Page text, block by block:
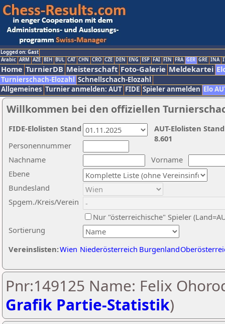
Logged on: Gast
Arabic ARM AZE BIH BUL CAT CHN CRO CZE DEN ENG ESP FAI FIN FRA GER GRE INA
Home TurnierDB Meisterschaft Foto-Galerie Meldekartei
Turnierschach-Elozahl Schnellschach-Elozahl
Allgemeines Turnier anmelden: AUT FIDE Spieler anmelden Elo
Willkommen bei den offiziellen
Nachname
Vorname
Ebene
Sortierung
Personennummer
Bundesland
Spgem./Kreis/Verein
Nur "österreichische" Spieler
Vereinslisten:Wien Niederösterreich Burgenland
AUT-Elolisten
8.601
FIDE-Elolisten Stand
Pnr:149125 Name: Felix
Grafik Partie-Statistik)